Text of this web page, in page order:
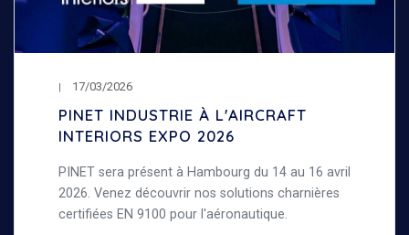
17/03/2026
PINET INDUSTRIE À L'AIRCRAFT
INTERIORS EXPO 2026
PINET sera présent à Hambourg du 14 au 16 avril
2026. Venez découvrir nos solutions charnières
certifiées EN 9100 pour l'aéronautique.